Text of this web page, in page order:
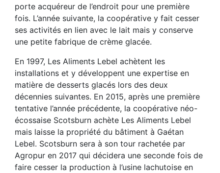
porte acquéreur de l’endroit pour une première
fois. L’année suivante, la coopérative y fait cesser
ses activités en lien avec le lait mais y conserve
une petite fabrique de crème glacée.
En 1997, Les Aliments Lebel achètent les
installations et y développent une expertise en
matière de desserts glacés lors des deux
décennies suivantes. En 2015, après une première
tentative l’année précédente, la coopérative néo-
écossaise Scotsburn achète Les Aliments Lebel
mais laisse la propriété du bâtiment à Gaétan
Lebel. Scotsburn sera à son tour rachetée par
Agropur en 2017 qui décidera une seconde fois de
faire cesser la production à l’usine lachutoise en